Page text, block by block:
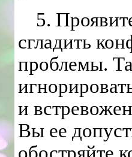
5.
сгладить
проблемы.
и
Вы ее